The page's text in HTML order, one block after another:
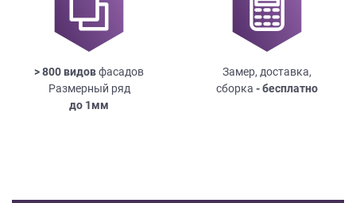
> 800 видовфасадов
Размерный ряд
до 1мм
Замер, доставка,
сборка - бесплатно